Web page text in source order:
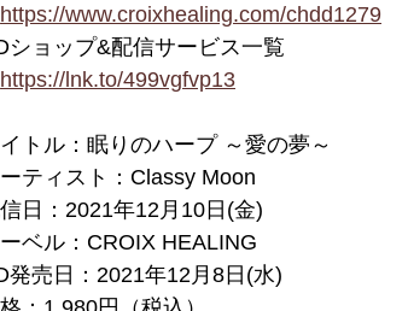
https://www.croixhealing.com/chdd1279
ショップ&配信サービス⼀覧
https://lnk.to/499vgfvp13
トル：眠りのハープ ～愛の夢～
ティスト：Classy Moon
日：2021年12月10日(金)
ベル：CROIX HEALING
発売日：2021年12月8日(水)